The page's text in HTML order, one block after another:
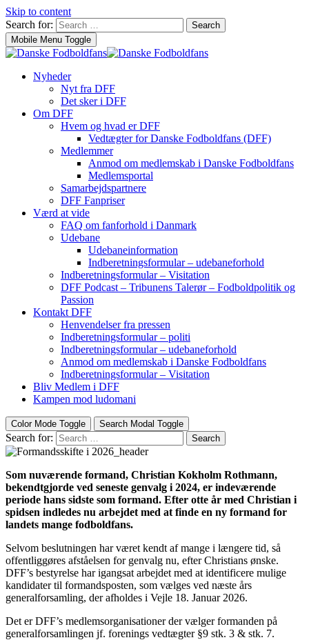
Skip to content
Search for:
Search
Mobile Menu Toggle
Nyheder
Nyt fra DFF
Det sker i DFF
Om DFF
Hvem og hvad er DFF
Vedtægter for Danske Fodboldfans (DFF)
Medlemmer
Anmod om medlemskab i Danske Fodboldfans
Medlemsportal
Samarbejdspartnere
DFF Fanpriser
Værd at vide
FAQ om fanforhold i Danmark
Udebane
Udebaneinformation
Indberetningsformular – udebaneforhold
Indberetningsformular – Visitation
DFF Podcast – Tribunens Talerør – Fodboldpolitik og
Passion
Kontakt DFF
Henvendelser fra pressen
Indberetningsformular – politi
Indberetningsformular – udebaneforhold
Anmod om medlemskab i Danske Fodboldfans
Indberetningsformular – Visitation
Bliv Medlem i DFF
Kampen mod ludomani
Color Mode Toggle Search Modal Toggle
Search for: Search
Som nuværende formand, Christian Kokholm Rothmann,
bekendtgjorde ved seneste genvalg i 2024, er indeværende
periode hans sidste som formand. Efter otte år med Christian i
spidsen indledes nu arbejdet med at finde en ny formand for
landets mange fodboldfans.
Selvom beslutningen har været kendt af mange i længere tid, så
offentliggøres afståelsen for genvalg nu, efter Christians ønske.
DFF’s bestyrelse har igangsat arbejdet med at identificere mulige
kandidater til formandsposten, som vælges ved næste års
generalforsamling, der afholdes i Vejle 18. Januar 2026.
Det er DFF’s medlemsorganisationer der vælger formanden på
generalforsamlingen jf. forenings vedtægter §9 stk. 3 & stk. 7.